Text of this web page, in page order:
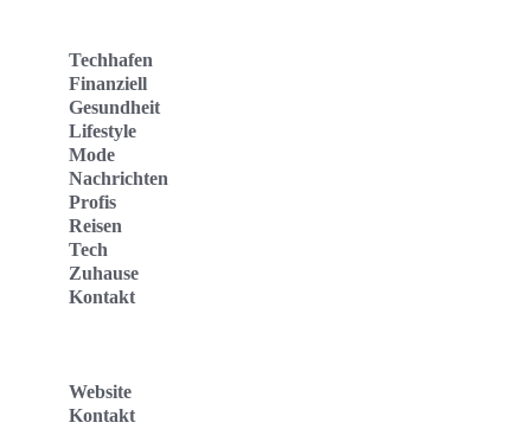
Techhafen
Finanziell
Gesundheit
Lifestyle
Mode
Nachrichten
Profis
Reisen
Tech
Zuhause
Kontakt
Website
Kontakt